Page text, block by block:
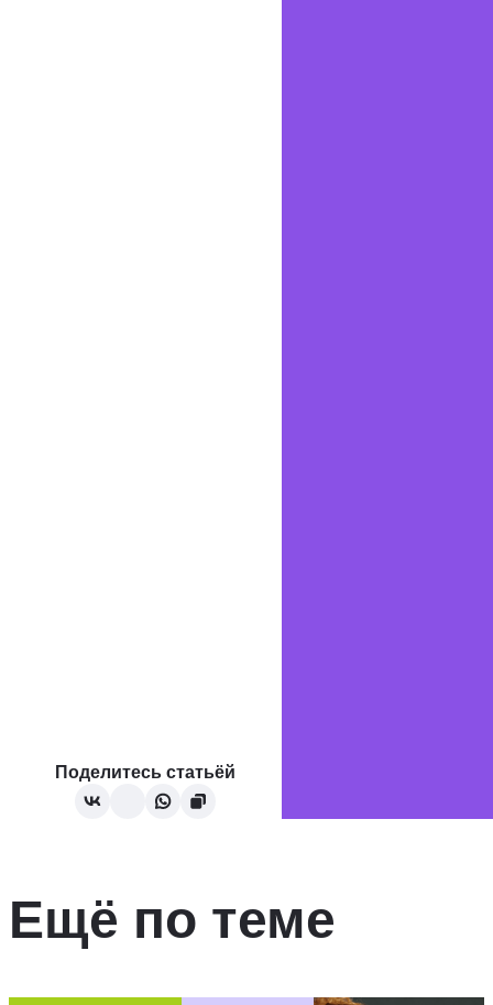
Поделитесь статьёй
Ещё по теме